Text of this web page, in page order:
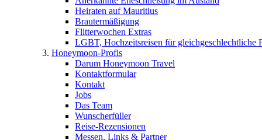
Heiraten auf Mauritius
Brautermäßigung
Flitterwochen Extras
LGBT, Hochzeitsreisen für gleichgeschlechtliche
Honeymoon-Profis
Darum Honeymoon Travel
Kontaktformular
Kontakt
Jobs
Das Team
Wunscherfüller
Reise-Rezensionen
Messen, Links & Partner